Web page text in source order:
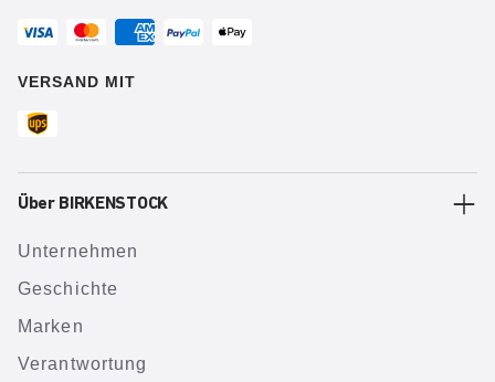
VERSAND MIT
Über BIRKENSTOCK
Unternehmen
Geschichte
Marken
Verantwortung